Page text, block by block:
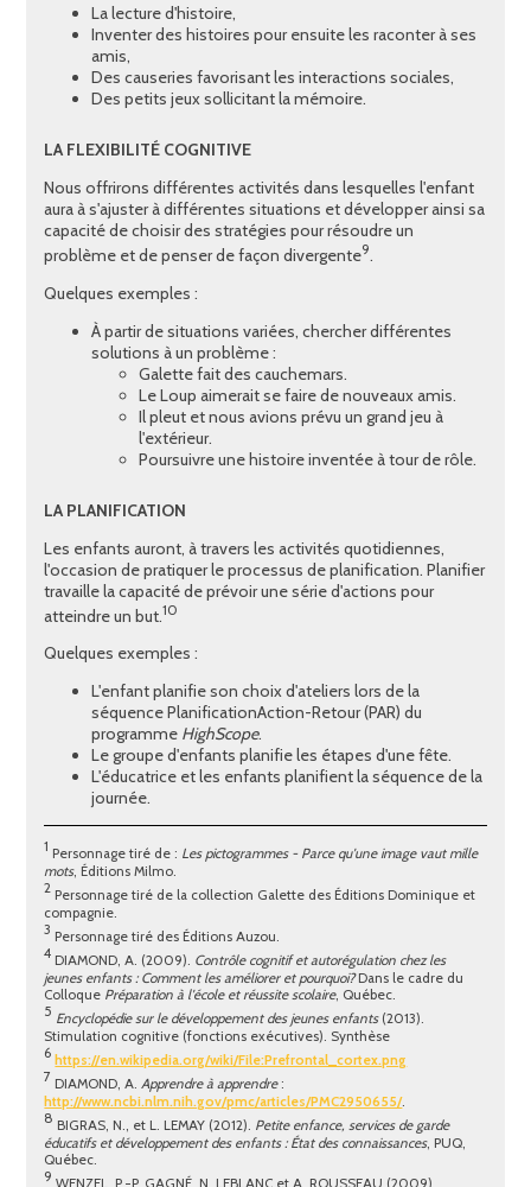
La lecture d'histoire,
Inventer des histoires pour ensuite les raconter à ses
amis,
Des causeries favorisant les interactions sociales,
Des petits jeux sollicitant la mémoire.
LA FLEXIBILITÉ COGNITIVE
Nous offrirons différentes activités dans lesquelles l'enfant
aura à s'ajuster à différentes situations et développer ainsi sa
capacité de choisir des stratégies pour résoudre un
problème et de penser de façon divergente9
Quelques exemples :
À partir de situations variées, chercher différentes
solutions à un problème :
Galette fait des cauchemars.
Le Loup aimerait se faire de nouveaux amis.
Il pleut et nous avions prévu un grand jeu à
l'extérieur.
Poursuivre une histoire inventée à tour de rôle.
LA PLANIFICATION
Les enfants auront, à travers les activités quotidiennes,
l'occasion de pratiquer le processus de planification. Planifier
travaille la capacité de prévoir une série d'actions pour
atteindre un but.10
Quelques exemples :
L'enfant planifie son choix d'ateliers lors de la
séquence PlanificationAction-Retour (PAR) du
programme HighScope.
Le groupe d'enfants planifie les étapes d'une fête.
L'éducatrice et les enfants planifient la séquence de la
journée.
1 Personnage tiré de : Les pictogrammes - Parce qu'une image vaut mille
mots, Éditions Milmo.
2 Personnage tiré de la collection Galette des Éditions Dominique et
compagnie.
3 Personnage tiré des Éditions Auzou.
4 DIAMOND, A. (2009). Contrôle cognitif et autorégulation chez les
jeunes enfants : Comment les améliorer et pourquoi?Dans le cadre du
Colloque Préparation à l'école et réussite scolaire, Québec.
5 Encyclopédie sur le développement des jeunes enfants(2013).
Stimulation cognitive (fonctions exécutives). Synthèse
6 https://en.wikipedia.org/wiki/File:Prefrontal_cortex.png
7 DIAMOND, A.Apprendre à apprendre:
http://www.ncbi.nlm.nih.gov/pmc/articles/PMC2950655/.
8 BIGRAS, N., et L. LEMAY (2012). Petite enfance, services de garde
éducatifs et développement des enfants : État des connaissances, PUQ,
Québec.
9 WENZEL, P.-P. GAGNÉ, N. LEBLANC et A. ROUSSEAU (2009).